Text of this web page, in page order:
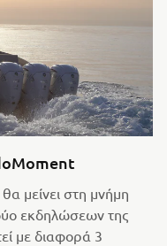
μείνει στη μνήμη
εκδηλώσεων της
με διαφορά 3